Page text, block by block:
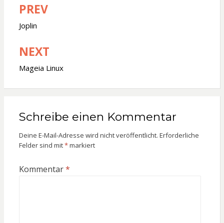
Beitragsnavigation
PREV
Joplin
NEXT
Mageia Linux
Schreibe einen Kommentar
Deine E-Mail-Adresse wird nicht veröffentlicht. Erforderliche
Felder sind mit*markiert
Kommentar*